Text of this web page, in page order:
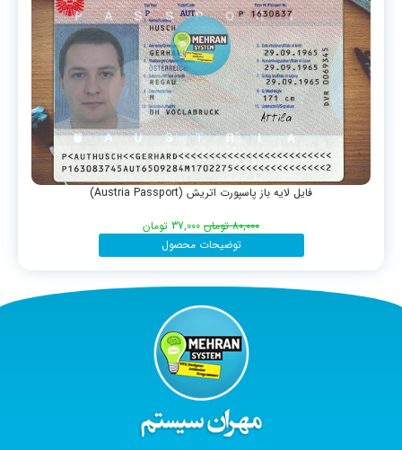
فایل لایه باز پاسپورت اتریش (Austria Passport)
80,000 تومان 37,000 تومان
توضیحات محصول